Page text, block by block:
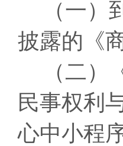
（一
披露的《
（二
民事权利
心中小程序